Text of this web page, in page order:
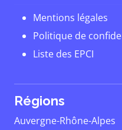
Mentions légales
Politique de
Liste des EPCI
Régions
Auvergne-Rhône-Alpes